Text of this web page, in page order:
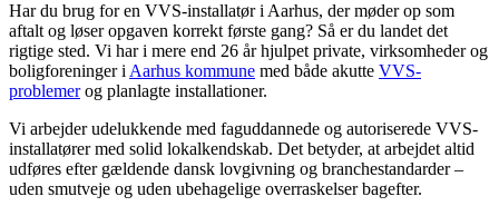
Har du brug for en VVS-installatør i Aarhus, der møder op som
aftalt og løser opgaven korrekt første gang? Så er du landet det
rigtige sted. Vi har i mere end 26 år hjulpet private, virksomheder og
boligforeninger i Aarhus kommune med både akutte VVS-
problemerog planlagte installationer.
Vi arbejder udelukkende med faguddannede og autoriserede VVS-
installatører med solid lokalkendskab. Det betyder, at arbejdet altid
udføres efter gældende dansk lovgivning og branchestandarder –
uden smutveje og uden ubehagelige overraskelser bagefter.